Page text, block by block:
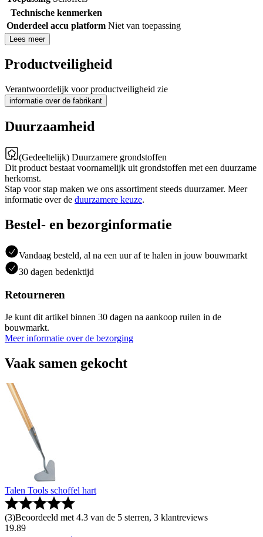
Technische kenmerken
Onderdeel accu platform Niet van toepassing
Lees meer
Productveiligheid
Verantwoordelijk voor productveiligheid zie
informatie over de fabrikant
Duurzaamheid
(Gedeeltelijk) Duurzamere grondstoffen
Dit product bestaat voornamelijk uit grondstoffen met een duurzame
herkomst.
Stap voor stap maken we ons assortiment steeds duurzamer. Meer
informatie over de duurzamere keuze.
Bestel- en bezorginformatie
Vandaag besteld, al na een uur af te halen in jouw bouwmarkt
30 dagen bedenktijd
Retourneren
Je kunt dit artikel binnen 30 dagen na aankoop ruilen in de
bouwmarkt.
Meer informatie over de bezorging
Vaak samen gekocht
Talen Tools schoffel hart
(3)Beoordeeld met 4.3 van de 5 sterren, 3 klantreviews
19.89